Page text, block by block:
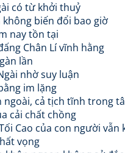
có từ khởi thuỷ
biến đổi bao giờ
nay tồn tại
Chân Lí vĩnh hằng
lần
nhờ suy luận
im lặng
ngoài, cả tịch tĩnh trong
cải chất chồng
Cao của con người vẫn
vọng